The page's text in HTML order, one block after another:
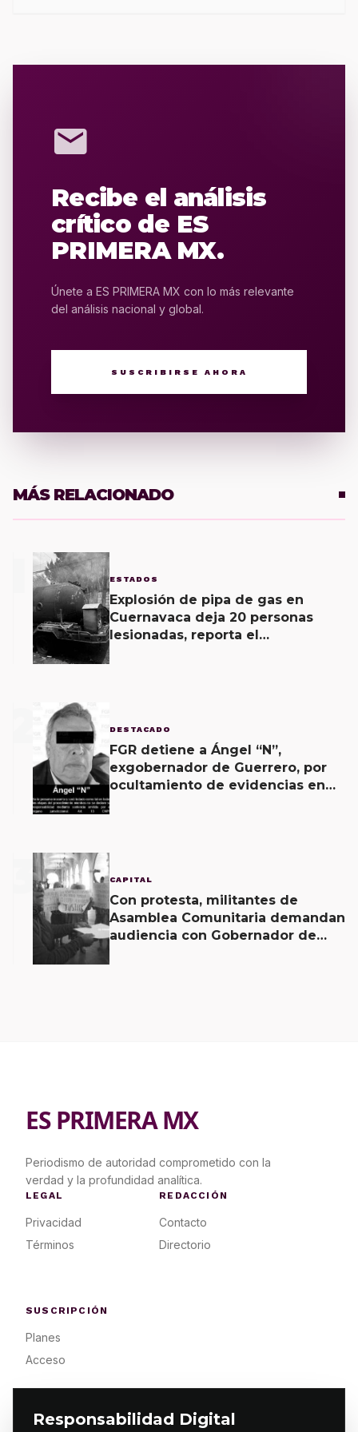
Responsabilidad Digital
mail
Recibe el análisis
crítico de ES
PRIMERA MX.
Únete a ES PRIMERA MX con lo más relevante
del análisis nacional y global.
SUSCRIBIRSE AHORA
MÁS RELACIONADO
ESTADOS
Explosión de pipa de gas en
Cuernavaca deja 20 personas
lesionadas, reporta el
DESTACADO
FGR detiene a Ángel “N”,
exgobernador de Guerrero, por
ocultamiento de evidencias en
3 CAPITAL
Con protesta, militantes de
Asamblea Comunitaria demandan
audiencia con Gobernador de
ES PRIMERA MX
Periodismo de autoridad comprometido con la
verdad y la profundidad analítica.
LEGAL
Privacidad
Términos
REDACCIÓN
Contacto
Directorio
SUSCRIPCIÓN
Planes
Acceso